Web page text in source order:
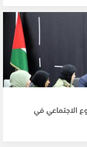
الاجتماعي في